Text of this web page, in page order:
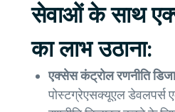
सेवाओं के साथ
का लाभ उठाना:
एक्सेस कंट्रोल रणनीति
पोस्टग्रेएसक्यूएल डेवलपर्स